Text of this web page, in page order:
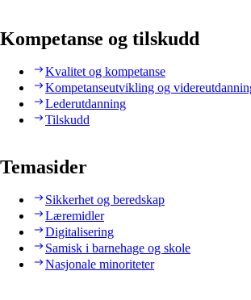
Kompetanse og tilskudd
Kvalitet og kompetanse
Kompetanseutvikling og
Lederutdanning
Tilskudd
Temasider
Sikkerhet og beredskap
Læremidler
Digitalisering
Samisk i barnehage og skole
Nasjonale minoriteter